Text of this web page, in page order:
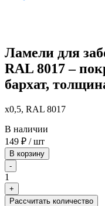
Ламели для
RAL 8017 –
бархат,
x0,5, RAL 8017
В наличии
149 ₽ / шт
В корзину
-
1
+
Рассчитать количество